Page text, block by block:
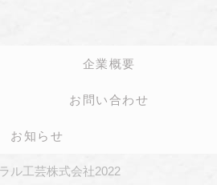
企業概要
お問い合わせ
お知らせ
ル工芸株式会社2022